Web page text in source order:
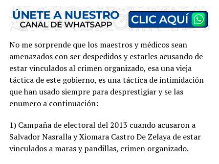
No me sorprende que los maestros y médicos sean
amenazados con ser despedidos y estarles acusando de
estar vinculados al crimen organizado, esa una vieja
táctica de este gobierno, es una táctica de intimidación
que han usado siempre para desprestigiar y se las
enumero a continuación:
1) Campaña de electoral del 2013 cuando acusaron a
Salvador Nasralla y Xiomara Castro De Zelaya de estar
vinculados a maras y pandillas, crimen organizado.